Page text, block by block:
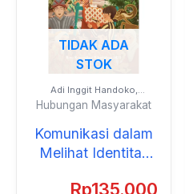
TIDAK ADA
STOK
Adi Inggit Handoko,
M.I.Kom.dan Ilmu
Komunikasi B Indralaya
Hubungan Masyarakat
Komunikasi dalam
Melihat Identitas
Rp135.000